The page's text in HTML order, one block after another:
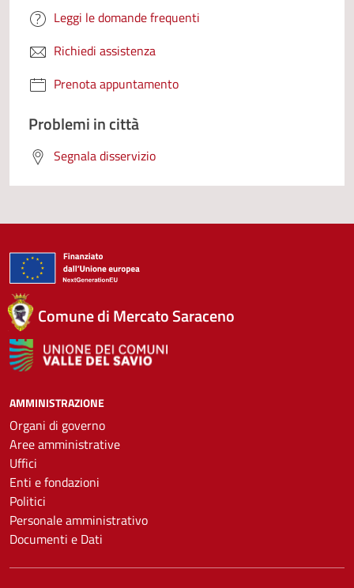
Leggi le domande frequenti
Richiedi assistenza
Prenota appuntamento
Problemi in città
Segnala disservizio
Comune di Mercato Saraceno
AMMINISTRAZIONE
Organi di governo
Aree amministrative
Uffici
Enti e fondazioni
Politici
Personale amministrativo
Documenti e Dati